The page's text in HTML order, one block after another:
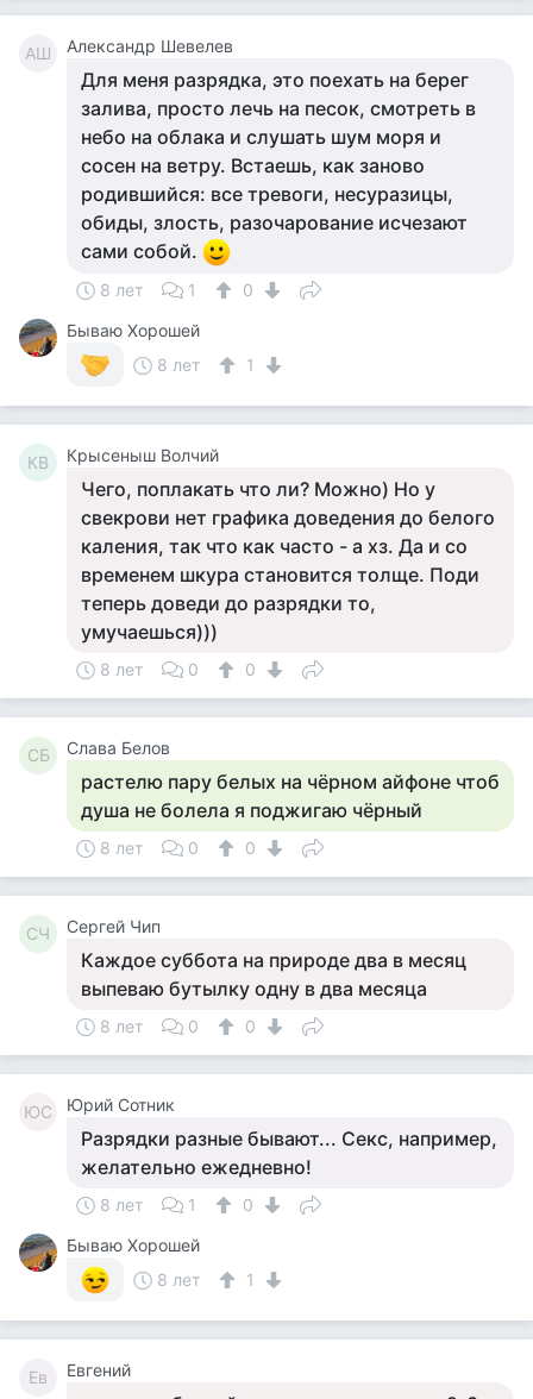
АШ Александр Шевелев
Для меня разрядка, это поехать на берег
залива, просто лечь на песок, смотреть в
небо на облака и слушать шум моря и
сосен на ветру. Встаешь, как заново
родившийся: все тревоги, несуразицы,
обиды, злость, разочарование исчезают
сами собой.
8 лет 1
0
Бываю Хорошей
8 лет
1
КВ Крысеныш Волчий
Чего, поплакать что ли? Можно) Но у
свекрови нет графика доведения до белого
каления, так что как часто - а хз. Да и со
временем шкура становится толще. Поди
теперь доведи до разрядки то,
умучаешься)))
8 лет 0 0
СБ Слава Белов
растелю пару белых на чёрном айфоне чтоб
душа не болела я поджигаю чёрный
8 лет 0 0
СЧ Сергей Чип
Каждое суббота на природе два в месяц
выпеваю бутылку одну в два месяца
8 лет 0 0
ЮС Юрий Сотник
Разрядки разные бывают... Секс, например,
желательно ежедневно!
8 лет 1
0
Бываю Хорошей
8 лет
1
Ев Евгений